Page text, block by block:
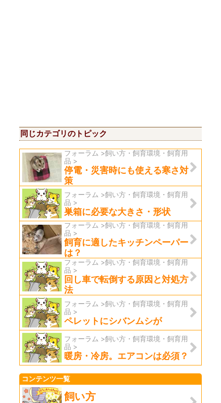
同じカテゴリのトピック
フォーラム >飼い方・飼育環境・飼育用
品 >
停電・災害時にも使える寒さ対
策
フォーラム >飼い方・飼育環境・飼育用
品 >
巣箱に必要な大きさ・形状
フォーラム >飼い方・飼育環境・飼育用
品 >
飼育に適したキッチンペーパー
は？
フォーラム >飼い方・飼育環境・飼育用
品 >
回し車で転倒する原因と対処方
法
フォーラム >飼い方・飼育環境・飼育用
品 >
ペレットにシバンムシが
フォーラム >飼い方・飼育環境・飼育用
品 >
暖房・冷房。エアコンは必須？
コンテンツ一覧
飼い方